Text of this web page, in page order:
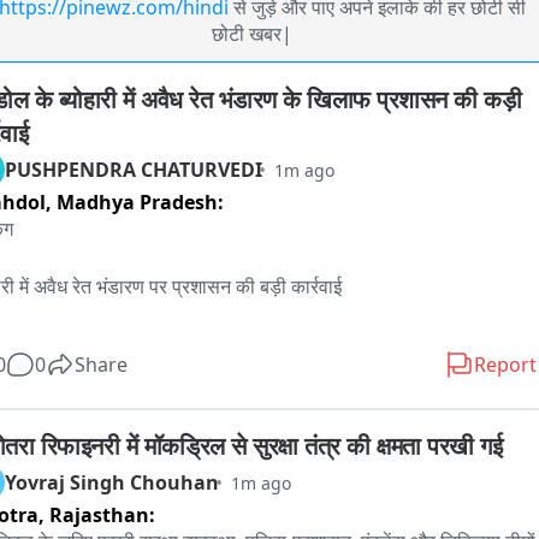
pinewz.com/hindi से जुड़े और पाए अपने इलाके की हर छोटी सी
छोटी खबर|
के ब्योहारी में अवैध रेत भंडारण के खिलाफ प्रशासन की कड़ी
PUSHPENDRA CHATURVEDI 1m ago
Madhya Pradesh:
में अवैध रेत भंडारण पर प्रशासन की बड़ी कार्रवाई
उत्खनन की शिकायतें लगातार सामने आ रही थीं।
को गंभीरता से लेते हुए नवागत कलेक्टर पार्थ जायसवाल ने अवैध खनन, परिवहन
पर सख्त कार्रवाई के निर्देश दिए।
के निर्देश पर खनिज और राजस्व विभाग की टीम ने ब्योहारी क्षेत्र में कार्रवाई
0 Share Report
रिफाइनरी में मॉकड्रिल से सुरक्षा तंत्र की क्षमता परखी गई
Yovraj Singh Chouhan 1m ago
Rajasthan: